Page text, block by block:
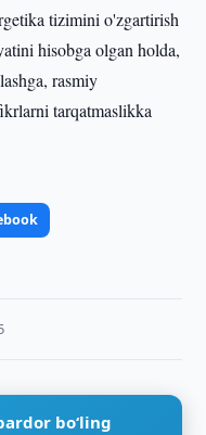
tizimini o'zgartirish
hisobga olgan holda,
rasmiy
tarqatmaslikka
bo‘ling